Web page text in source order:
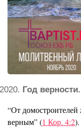
Год верности.
“От домостроителей
верным” (1 Кор. 4:2).